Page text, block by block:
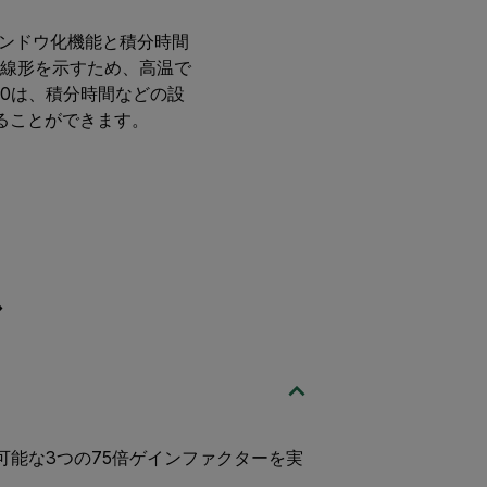
ドウ化機能と積分時間
形を示すため、高温で
は、積分時間などの設
とができます。
な3つの75倍ゲインファクターを実